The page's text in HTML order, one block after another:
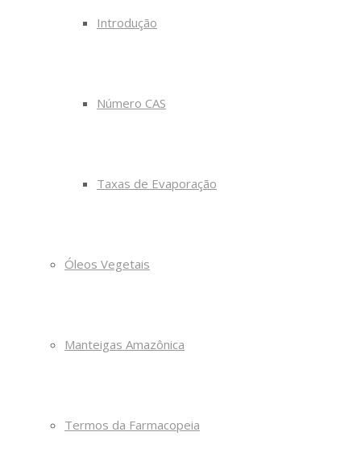
Introdução
Número CAS
Taxas de Evaporação
Óleos Vegetais
Manteigas Amazônica
Termos da Farmacopeia